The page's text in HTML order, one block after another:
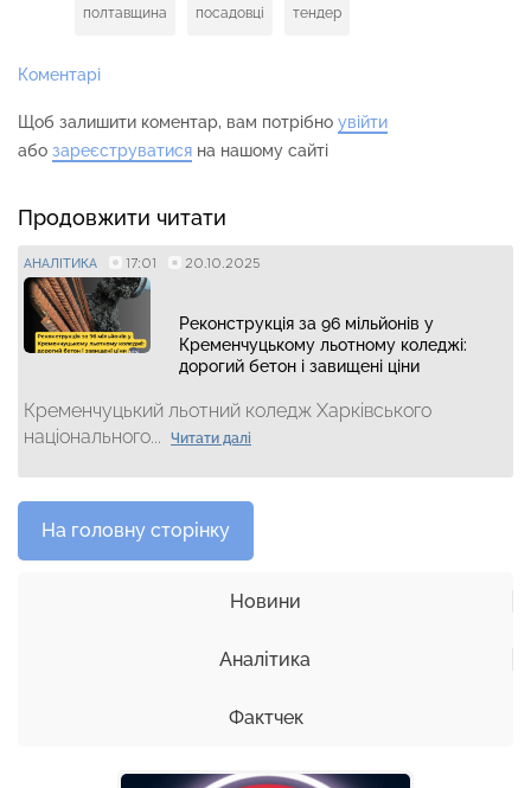
полтавщина посадовці тендер
Коментарі
Щоб залишити коментар, вам потрібно увійти
або зареєструватися на нашому сайті
Продовжити читати
АНАЛІТИКА 17:01 20.10.2025
Реконструкція за 96 мільйонів у
Кременчуцькому льотному коледжі:
дорогий бетон і завищені ціни
Кременчуцький льотний коледж Харківського
національного...
Читати далі
На головну сторінку
Новини
Аналітика
Фактчек